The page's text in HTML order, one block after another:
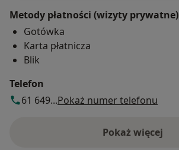
Metody płatności (wizyty prywatne)
Gotówka
Karta płatnicza
Blik
Telefon
61 649...Pokaż numer telefonu
Pokaż więcej
o adresie